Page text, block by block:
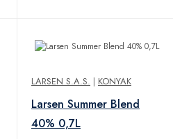
LARSEN S.A.S. | KONYAK
Larsen Summer Blend
40% 0,7L